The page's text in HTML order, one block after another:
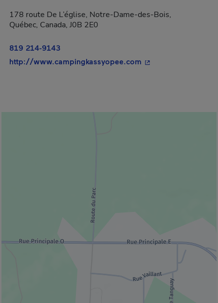
178 route De L’église, Notre-Dame-des-Bois,
Québec, Canada, J0B 2E0
819 214-9143
http://www.campingkassyopee.com - Cet hyperlien